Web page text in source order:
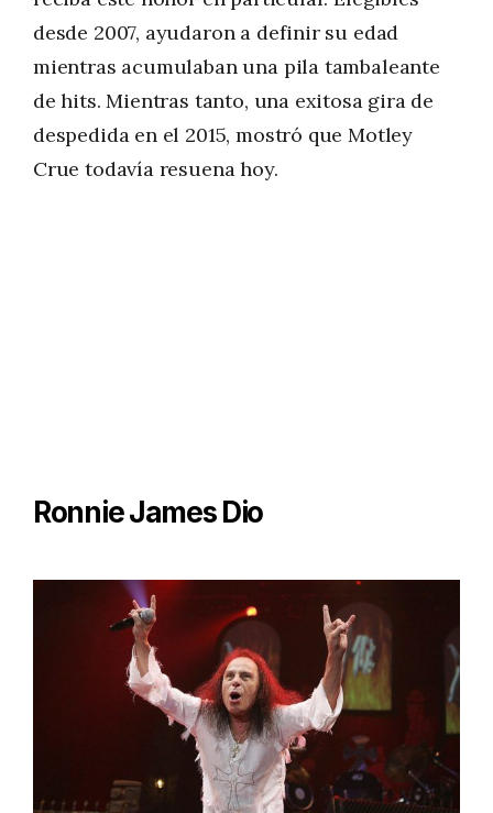
desde 2007, ayudaron a definir su edad
mientras acumulaban una pila tambaleante
de hits. Mientras tanto, una exitosa gira de
despedida en el 2015, mostró que Motley
Crue todavía resuena hoy.
Ronnie James Dio